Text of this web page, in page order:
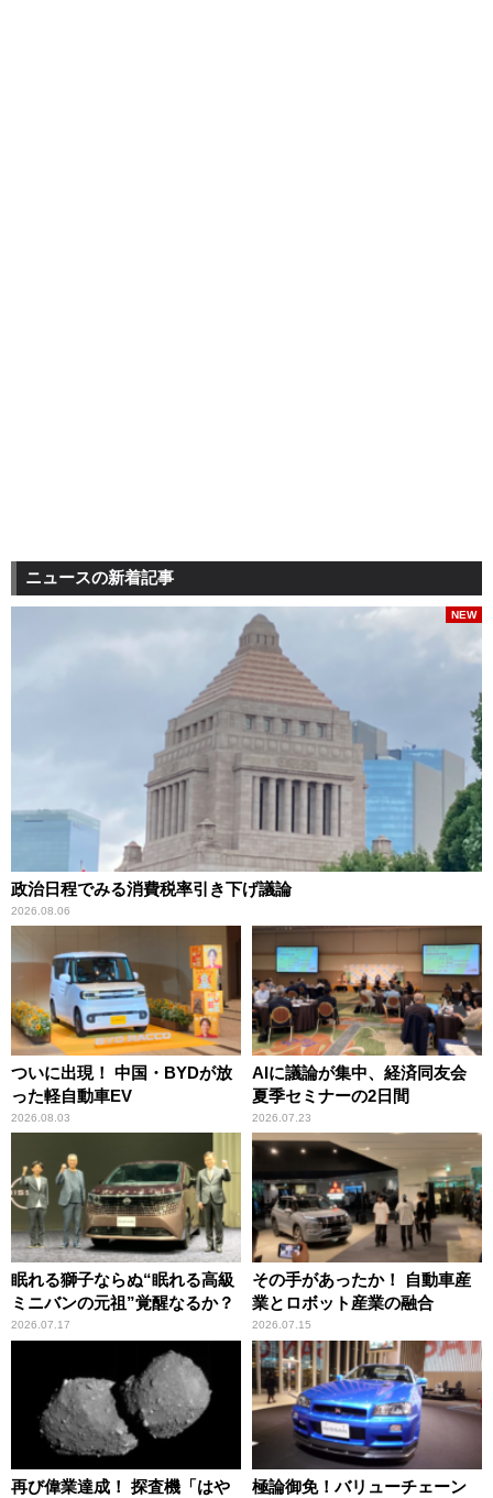
ニュースの新着記事
政治日程でみる消費税率引き下げ議論
2026.08.06
NEW
ついに出現！ 中国・BYDが放
った軽自動車EV
2026.08.03
AIに議論が集中、経済同友会
夏季セミナーの2日間
2026.07.23
眠れる獅子ならぬ“眠れる高級
ミニバンの元祖”覚醒なるか？
2026.07.17
その手があったか！ 自動車産
業とロボット産業の融合
2026.07.15
再び偉業達成！ 探査機「はや
極論御免！バリューチェーン